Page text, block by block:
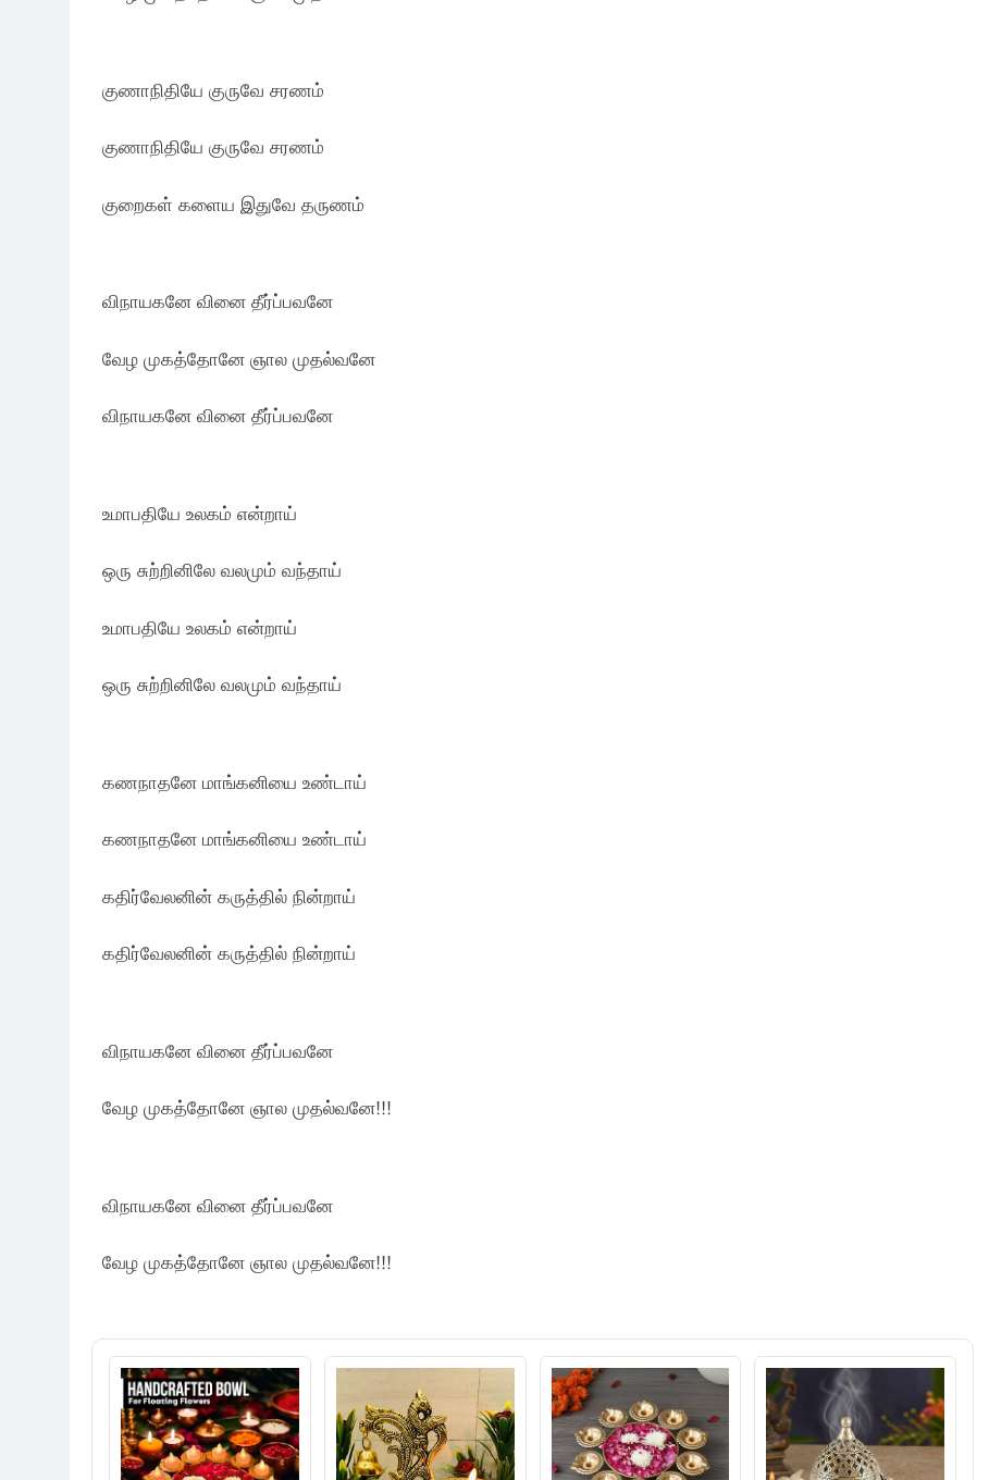
குணாநிதியே குருவே சரணம்
குணாநிதியே குருவே சரணம்
குறைகள் களைய இதுவே தருணம்
விநாயகனே வினை தீர்ப்பவனே
வேழ முகத்தோனே ஞால முதல்வனே
விநாயகனே வினை தீர்ப்பவனே
உமாபதியே உலகம் என்றாய்
ஒரு சுற்றினிலே வலமும் வந்தாய்
உமாபதியே உலகம் என்றாய்
ஒரு சுற்றினிலே வலமும் வந்தாய்
கணநாதனே மாங்கனியை உண்டாய்
கணநாதனே மாங்கனியை உண்டாய்
கதிர்வேலனின் கருத்தில் நின்றாய்
கதிர்வேலனின் கருத்தில் நின்றாய்
விநாயகனே வினை தீர்ப்பவனே
வேழ முகத்தோனே ஞால முதல்வனே!!!
விநாயகனே வினை தீர்ப்பவனே
வேழ முகத்தோனே ஞால முதல்வனே!!!